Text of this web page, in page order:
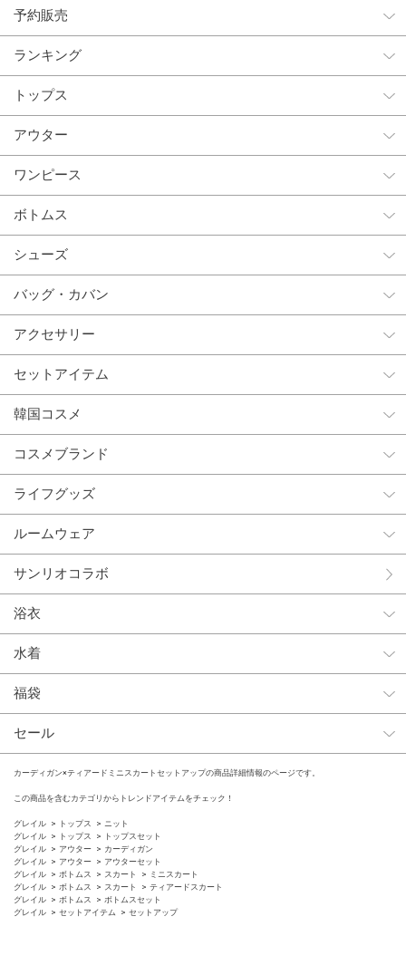
予約販売
ランキング
トップス
アウター
ワンピース
ボトムス
シューズ
バッグ・カバン
アクセサリー
セットアイテム
韓国コスメ
コスメブランド
ライフグッズ
ルームウェア
サンリオコラボ
浴衣
水着
福袋
セール
カーディガン×ティアードミニスカートセットアップの商品詳細情報のページです。
この商品を含むカテゴリからトレンドアイテムをチェック！
グレイル トップス
ニット
グレイル
トップス
トップスセット
グレイル
アウター
カーディガン
グレイル
アウター
アウターセット
グレイル
ボトムス スカート
ミニスカート
グレイル
ボトムス スカート
ティアードスカート
グレイル
ボトムス
ボトムスセット
グレイル
セットアイテム セットアップ